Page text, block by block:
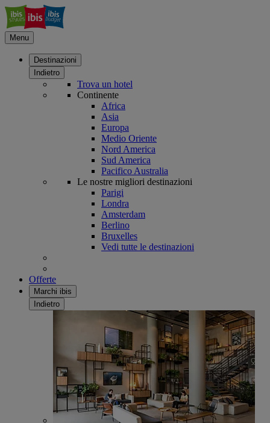
Menu
Destinazioni
Indietro
Trova un hotel
Continente
Africa
Asia
Europa
Medio Oriente
Nord America
Sud America
Pacifico Australia
Le nostre migliori destinazioni
Parigi
Londra
Amsterdam
Berlino
Bruxelles
Vedi tutte le destinazioni
Offerte
Marchi ibis
Indietro